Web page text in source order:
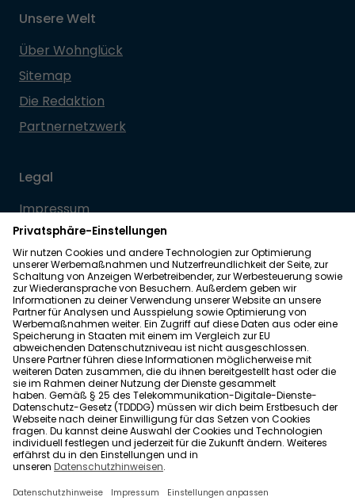
Unsere Welt
Über Wohnglück
Sitemap
Die Redaktion
Partnernetzwerk
Legal
Impressum
Datenschutz
Allgemeine Geschäftsbedingungen
Barrierefreiheit
Wohnglück folgen